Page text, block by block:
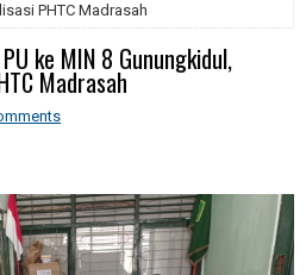
PHTC Madrasah
ke MIN 8 Gunungkidul,
Madrasah